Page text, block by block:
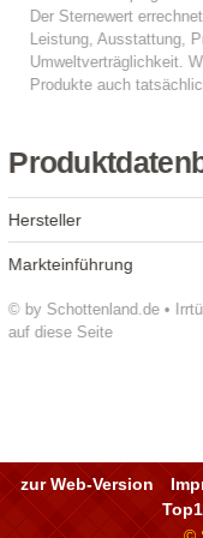
© by Schottenland.de •
auf diese Seite
Hersteller
Markteinführung
zur Web-Version